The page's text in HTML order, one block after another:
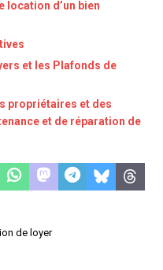
location d’un bien
et les Plafonds de
propriétaires et des
et de réparation de
de loyer